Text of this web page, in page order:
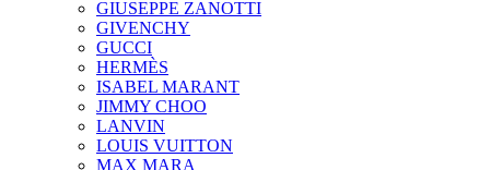
GIUSEPPE ZANOTTI
GIVENCHY
GUCCI
HERMÈS
ISABEL MARANT
JIMMY CHOO
LANVIN
LOUIS VUITTON
MAX MARA